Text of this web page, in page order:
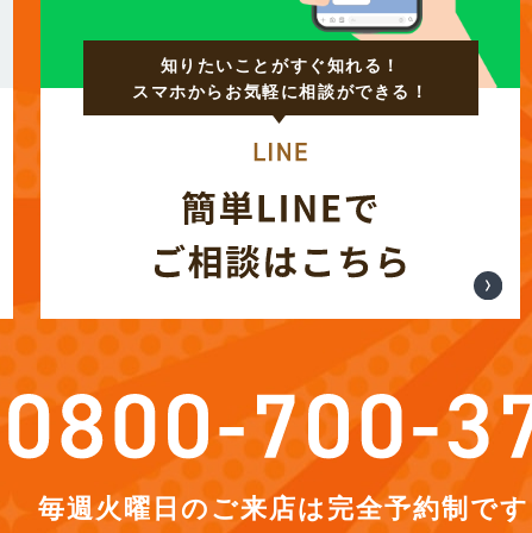
知りたいことがすぐ知れる！
スマホからお気軽に相談ができる！
毎週火曜日のご来店は完全予約制です